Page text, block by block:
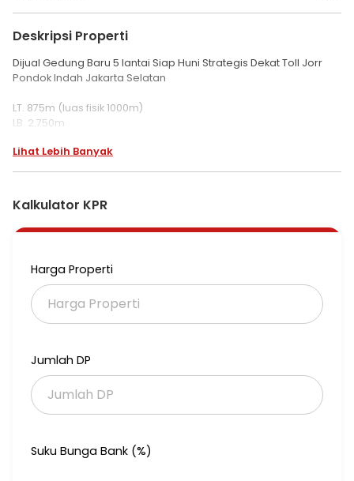
Deskripsi Properti
Dijual Gedung Baru 5 lantai Siap Huni Strategis Dekat Toll Jorr
Pondok Indah Jakarta Selatan
LT. 875m (luas fisik 1000m)
LB. 2.750m
Lift : kapasitas 10 orang
Parkir mobil : 50 mobil
Parkir motor : 100 motor
(21APPS16322-SK-MK-ID)
Lihat Lebih Banyak
Kalkulator KPR
Harga Properti
Jumlah DP
Suku Bunga Bank (%)